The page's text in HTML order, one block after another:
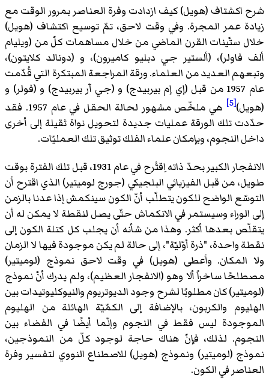
شرح اكشتاف (هويل) كيف ازدادت وفرة العناصر بمرور الوقت مع
زيادة عمر المجرة. وفي وقت لاحق، تمّ توسيع اكتشاف (هويل)
خلال ستّينات القرن الماضي من خلال مساهمات كلّ من (ويليام
ألف فاولر)، (ألستير جي دبليو كاميرون)، و (دونالد كلايتون)،
وتبعهم العديد من العلماء. ورقة المراجعة المبتكرة التي قُدّمت
عام 1957 من قبل (إي إم بيربيدج) و (جي آر بيربيدج) و (فولر) و
(هويل)[5]
هي ملخّص مشهور لحالة الحقل في عام 1957. فقد
حدّدت تلك الورقة عمليات جديدة لتحويل نواة ثقيلة إلى أخرى
داخل النجوم، وبإمكان علماء الفلك توثيق تلك العمليّات.
الانفجار الكبير بحدّ ذاته اِقتُرح في عام 1931، قبل تلك الفترة بوقت
طويل، من قبل الفيزيائي البلجيكي (جورج لوميتير) الذي اقترح أن
التوسّع الواضح للكون يتطلّب أنّ الكون سينكمش إذا عدنا بالزمن
إلى الوراء وسيستمر في الانكماش حتّى يصل لنقطة لا يمكن له أن
يتقلّص بعدها أكثر. وهذا من شأنه أن يجلب كل كتلة الكون إلى
نقطة واحدة، "ذرة أوّليّة"، إلى حالة لم يكن موجودة فيها لا الزمان
ولا المكان. وأعطى (هويل) في وقت لاحق نموذج (لوميتير)
مصطلحًا ساخراً ألا وهو (الانفجار العظيم)، ولم يدرك أنّ نموذج
(لوميتير) كان مطلوبًا لشرح وجود الديوتريوم والنيوكليوتيدات بين
الهليوم والكربون، بالإضافة إلى الكمّيّة الهائلة من الهليوم
الموجودة ليس فقط في النجوم وإنّما أيضًا في الفضاء بين
النجوم. لذلك، فإنّ هناك حاجة لوجود كلّ من النموذجين،
نموذج (لوميتير) ونموذج (هويل) للاصطناع النووي لتفسير وفرة
العناصر في الكون.